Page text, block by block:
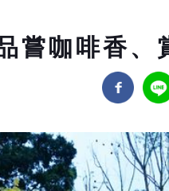
嘗咖啡香、